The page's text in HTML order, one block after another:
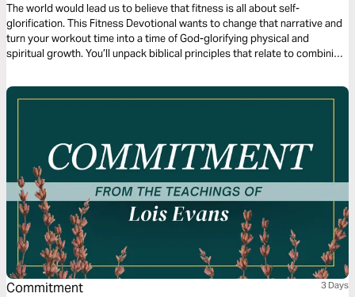
The world would lead us to believe that fitness is all about self-
glorification. This Fitness Devotional wants to change that narrative and
turn your workout time into a time of God-glorifying physical and
spiritual growth. You’ll unpack biblical principles that relate to combining
FaithFit workout combining bodyweight exercise with Scripture-based
encouragement.
Commitment 3 Days